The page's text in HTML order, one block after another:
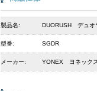
製品名: DUORUSH デュオ
型番: SGDR
メーカー: YONEX ヨネックス